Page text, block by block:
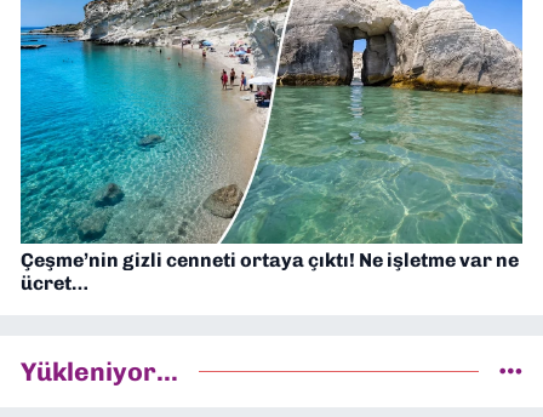
Çeşme’nin gizli cenneti ortaya çıktı! Ne işletme var ne
ücret…
Yükleniyor...